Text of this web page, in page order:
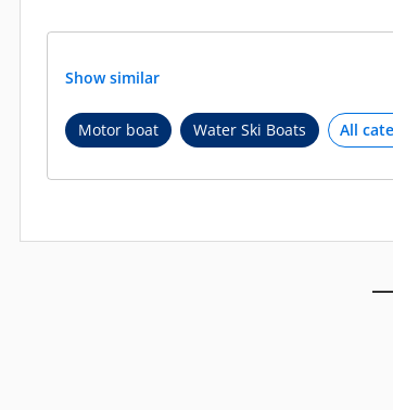
Show similar
Motor boat Water Ski Boats